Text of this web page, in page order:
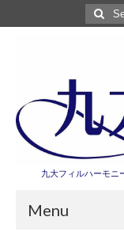
Search
for:
九大フィルハーモニ
Menu